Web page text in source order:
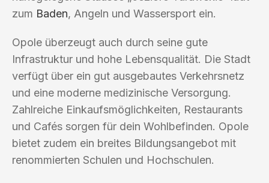
zum Baden, Angeln und Wassersport ein.
Opole überzeugt auch durch seine gute
Infrastruktur und hohe Lebensqualität. Die Stadt
verfügt über ein gut ausgebautes Verkehrsnetz
und eine moderne medizinische Versorgung.
Zahlreiche Einkaufsmöglichkeiten, Restaurants
und Cafés sorgen für dein Wohlbefinden. Opole
bietet zudem ein breites Bildungsangebot mit
renommierten Schulen und Hochschulen.